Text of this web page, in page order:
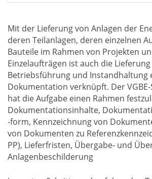
Mit der Lieferung von Anlagen der
deren Teilanlagen, deren einzelnen
Bauteile im Rahmen von Projekten
Einzelaufträgen ist auch die
Betriebsführung und Instandhaltung
Dokumentation verknüpft. Der
hat die Aufgabe einen Rahmen
Dokumentationsinhalte,
-form, Kennzeichnung von
von Dokumenten zu
PP), Lieferfristen, Übergabe- und
Anlagenbeschilderung